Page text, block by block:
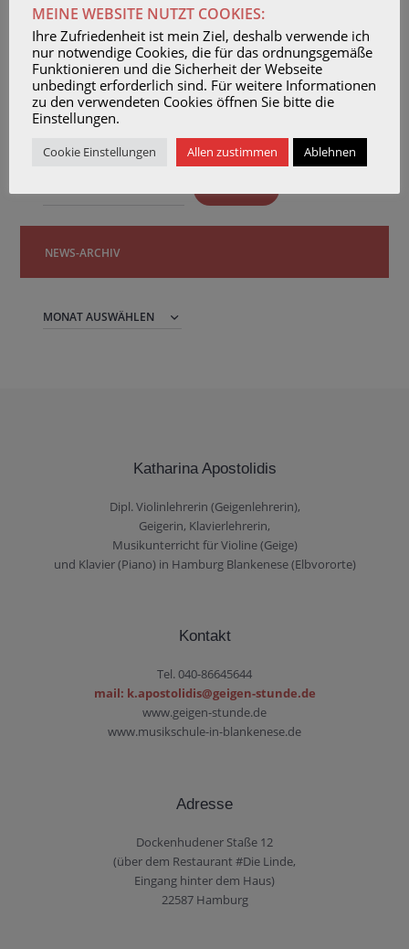
Unterrichtsvideo Glibberfrosch über 60.000
Youtube-Aufrufe
23. February 2026
Das Archiv durchsuchen:
NEWS-ARCHIV
News-
Katharina Apostolidis
Dipl. Violinlehrerin (Geigenlehrerin),
Geigerin, Klavierlehrerin,
Musikunterricht für Violine (Geige)
und Klavier (Piano) in Hamburg Blankenese (Elbvororte)
Kontakt
Tel. 040-86645644
mail: k.apostolidis@geigen-stunde.de
www.geigen-stunde.de
www.musikschule-in-blankenese.de
Adresse
Dockenhudener Staße 12
(über dem Restaurant #Die Linde,
Eingang hinter dem Haus)
22587 Hamburg
MEINE WEBSITE NUTZT COOKIES:
Ihre Zufriedenheit ist mein Ziel, deshalb verwende ich
nur notwendige Cookies, die für das ordnungsgemäße
Funktionieren und die Sicherheit der Webseite
unbedingt erforderlich sind. Für weitere Informationen
zu den verwendeten Cookies öffnen Sie bitte die
Einstellungen.
Cookie Einstellungen Allen zustimmen Ablehnen